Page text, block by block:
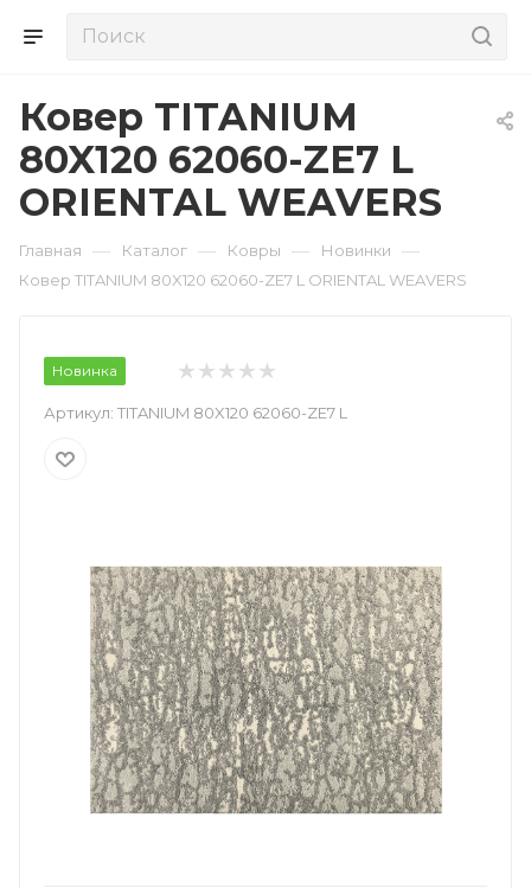
Ковер TITANIUM
80X120 62060-ZE7 L
ORIENTAL WEAVERS
Главная — Каталог — Ковры — Новинки —
Ковер TITANIUM 80X120 62060-ZE7 L ORIENTAL WEAVERS
Новинка
Артикул: TITANIUM 80X120 62060-ZE7 L